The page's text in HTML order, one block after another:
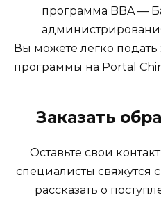
программа BBA —
Вы можете легко подать
программы на Portal
Заказать
Оставьте свои
специалисты свяжутся
рассказать о